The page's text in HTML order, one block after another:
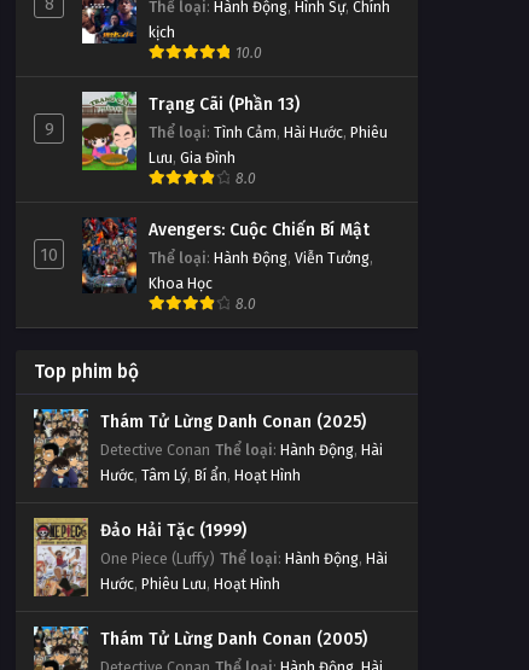
8 Thể loại: Hành Động, Hình Sự, Chính
kịch
10.0
9
Trạng Cãi (Phần 13)
Thể loại: Tình Cảm, Hài Hước, Phiêu
Lưu, Gia Đình
8.0
10
Avengers: Cuộc Chiến Bí Mật
Thể loại: Hành Động, Viễn Tưởng,
Khoa Học
8.0
Top phim bộ
Thám Tử Lừng Danh Conan (2025)
Detective Conan Thể loại: Hành Động, Hài
Hước, Tâm Lý, Bí ẩn, Hoạt Hình
Đảo Hải Tặc (1999)
One Piece (Luffy) Thể loại: Hành Động, Hài
Hước, Phiêu Lưu, Hoạt Hình
Thám Tử Lừng Danh Conan (2005)